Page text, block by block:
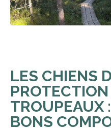
LES CHIENS
PROTECTION
TROUPEAUX
BONS